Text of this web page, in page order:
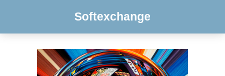
Softexchange